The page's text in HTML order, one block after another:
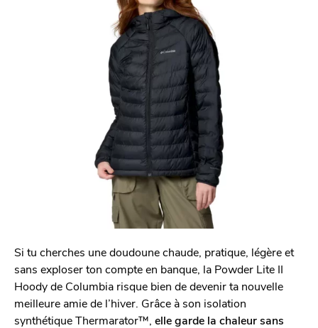
Si tu cherches une doudoune chaude, pratique, légère et
sans exploser ton compte en banque, la Powder Lite II
Hoody de Columbia risque bien de devenir ta nouvelle
meilleure amie de l’hiver. Grâce à son isolation
synthétique Thermarator™, elle garde la chaleur sans